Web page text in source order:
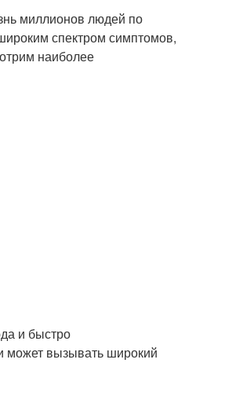
миллионов людей по
спектром симптомов,
наиболее
и быстро
может вызывать широкий